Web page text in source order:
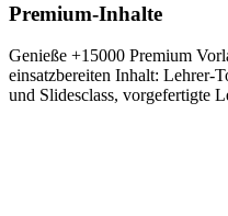
Premium-Inhalte
Genieße +15000 Premium
einsatzbereiten Inhalt: Lehrer-
und Slidesclass, vorgefertigte